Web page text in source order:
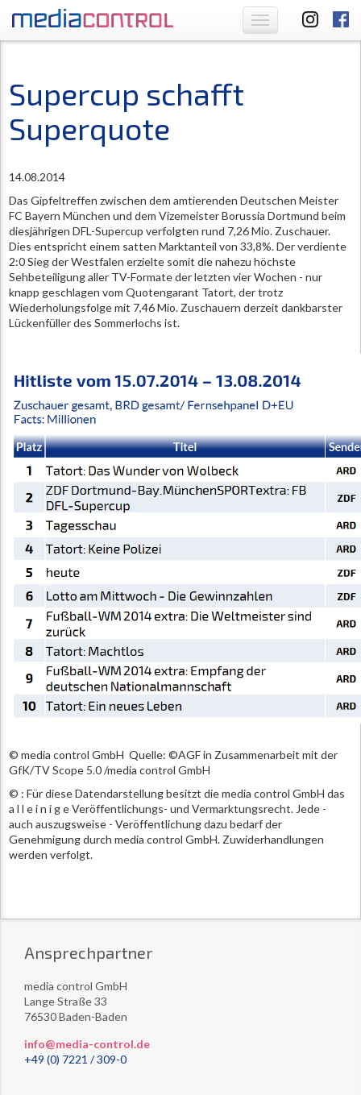
Toggle
navigation
Supercup schafft
Superquote
14.08.2014
Das Gipfeltreffen zwischen dem amtierenden Deutschen Meister
FC Bayern München und dem Vizemeister Borussia Dortmund beim
diesjährigen DFL-Supercup verfolgten rund 7,26 Mio. Zuschauer.
Dies entspricht einem satten Marktanteil von 33,8%. Der verdiente
2:0 Sieg der Westfalen erzielte somit die nahezu höchste
Sehbeteiligung aller TV-Formate der letzten vier Wochen - nur
knapp geschlagen vom Quotengarant Tatort, der trotz
Wiederholungsfolge mit 7,46 Mio. Zuschauern derzeit dankbarster
Lückenfüller des Sommerlochs ist.
© media control GmbH Quelle: ©AGF in Zusammenarbeit mit der
GfK/TV Scope 5.0 /media control GmbH
© : Für diese Datendarstellung besitzt die media control GmbH das
a l l e i n i g e Veröffentlichungs- und Vermarktungsrecht. Jede -
auch auszugsweise - Veröffentlichung dazu bedarf der
Genehmigung durch media control GmbH. Zuwiderhandlungen
werden verfolgt.
Ansprechpartner
media control GmbH
Lange Straße 33
76530 Baden-Baden
info@media-control.de
+49 (0) 7221 / 309-0